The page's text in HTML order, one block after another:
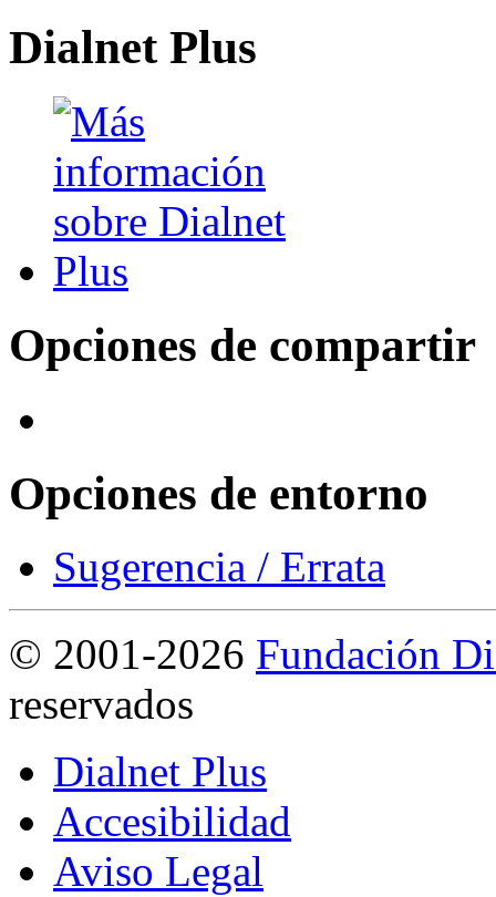
Dialnet Plus
Opciones de compartir
Opciones de entorno
Sugerencia / Errata
© 2001-2026 Fundación
reservados
Dialnet Plus
Accesibilidad
Aviso Legal